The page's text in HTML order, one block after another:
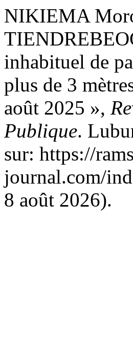
NIKIEMA
inhabituel de
plus de 3
août 2025 »,
Publique.
sur: https://
journal.com/
8 août 2026).